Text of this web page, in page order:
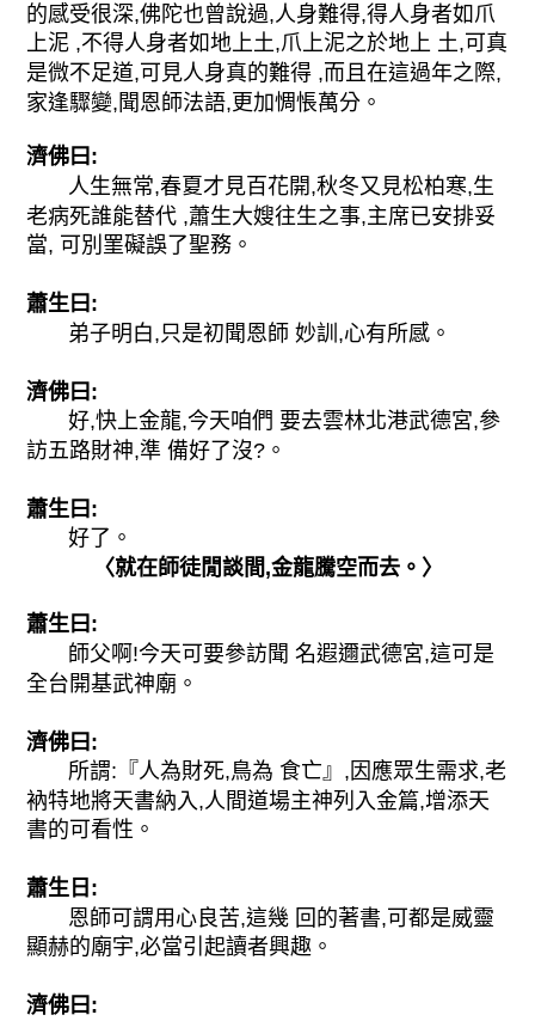
的感受很深,佛陀也曾說過,人身難得,得人身者如爪
上泥 ,不得人身者如地上土,爪上泥之於地上 土,可真
是微不足道,可見人身真的難得 ,而且在這過年之際,
家逢驟變,聞恩師法語,更加惆悵萬分。
濟佛曰:
人生無常,春夏才見百花開,秋冬又見松柏寒,生
老病死誰能替代 ,蕭生大嫂往生之事,主席已安排妥
當, 可別罣礙誤了聖務。
蕭生曰:
弟子明白,只是初聞恩師 妙訓,心有所感。
濟佛曰:
好,快上金龍,今天咱們 要去雲林北港武德宮,參
訪五路財神,準 備好了沒?。
蕭生曰:
好了。
〈就在師徒閒談間,金龍騰空而去。〉
蕭生曰:
師父啊!今天可要參訪聞 名遐邇武德宮,這可是
全台開基武神廟。
濟佛曰:
所謂:『人為財死,鳥為 食亡』,因應眾生需求,老
衲特地將天書納入,人間道場主神列入金篇,增添天
書的可看性。
蕭生日:
恩師可謂用心良苦,這幾 回的著書,可都是威靈
顯赫的廟宇,必當引起讀者興趣。
濟佛曰: